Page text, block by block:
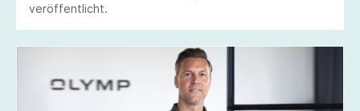
veröffentlicht.